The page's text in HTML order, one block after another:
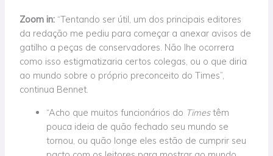
Zoom in: “Tentando ser útil, um dos principais editores
da redação me pediu para começar a anexar avisos de
gatilho a peças de conservadores. Não lhe ocorrera
como isso estigmatizaria certos colegas, ou o que diria
ao mundo sobre o próprio preconceito do Times”,
continua Bennet.
“Acho que muitos funcionários do Timestêm
pouca ideia de quão fechado seu mundo se
tornou, ou quão longe eles estão de cumprir seu